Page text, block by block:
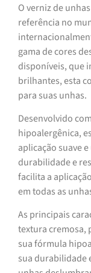
O verniz de
referência no
gama de cores
disponíveis, que
brilhantes, esta
para suas unhas.
Desenvolvido
hipoalergênica,
aplicação suave
durabilidade e
facilita a
em todas as
As principais
textura cremosa,
sua fórmula
sua durabilidade